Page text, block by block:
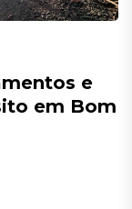
e
em Bom